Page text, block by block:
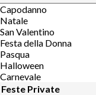
Capodanno
Natale
San Valentino
Festa della Donna
Pasqua
Halloween
Carnevale
Feste Private